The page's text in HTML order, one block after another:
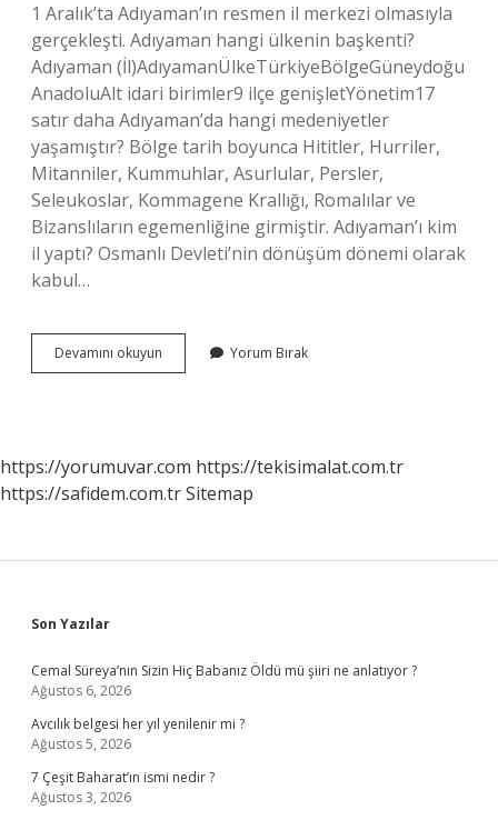
1 Aralık’ta Adıyaman’ın resmen il merkezi olmasıyla
gerçekleşti. Adıyaman hangi ülkenin başkenti?
Adıyaman (İl)AdıyamanÜlkeTürkiyeBölgeGüneydoğu
AnadoluAlt idari birimler9 ilçe genişletYönetim17
satır daha Adıyaman’da hangi medeniyetler
yaşamıştır? Bölge tarih boyunca Hititler, Hurriler,
Mitanniler, Kummuhlar, Asurlular, Persler,
Seleukoslar, Kommagene Krallığı, Romalılar ve
Bizanslıların egemenliğine girmiştir. Adıyaman’ı kim
il yaptı? Osmanlı Devleti’nin dönüşüm dönemi olarak
kabul…
Devamını okuyun Adıyamanı
Kim
Yorum Bırak
https://yorumuvar.com https://tekisimalat.com.tr
https://safidem.com.trSitemap
Sidebar
Son Yazılar
Cemal Süreya’nın Sizin Hiç Babanız Öldü mü şiiri ne anlatıyor ?
Ağustos 6, 2026
Avcılık belgesi her yıl yenilenir mi ?
Ağustos 5, 2026
7 Çeşit Baharat’ın ismi nedir ?
Ağustos 3, 2026